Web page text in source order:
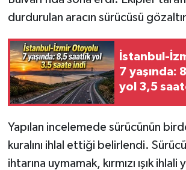
durdurulan aracın sürücüsü
İstanbul-
7 yaşında:
yol 3,5
Yapılan incelemede sürücünün
kuralını ihlal ettiği belirlendi.
ihtarına uymamak, kırmızı ışık ihlali